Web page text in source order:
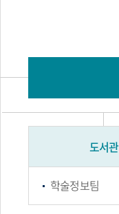
도서관
학술정보팀